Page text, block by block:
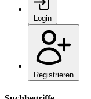
Login
Registrieren